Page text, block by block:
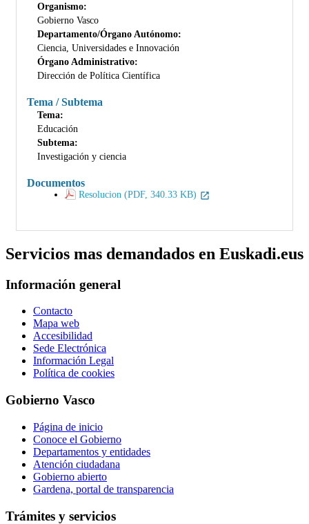
Organismo:
Gobierno Vasco
Departamento/Órgano Autónomo:
Ciencia, Universidades e Innovación
Órgano Administrativo:
Dirección de Política Científica
Tema / Subtema
Tema:
Educación
Subtema:
Investigación y ciencia
Documentos
Resolucion (PDF, 340.33 KB)
Servicios mas demandados en Euskadi.eus
Información general
Contacto
Mapa web
Accesibilidad
Sede Electrónica
Información Legal
Política de cookies
Gobierno Vasco
Página de inicio
Conoce el Gobierno
Departamentos y entidades
Atención ciudadana
Gobierno abierto
Gardena, portal de transparencia
Trámites y servicios